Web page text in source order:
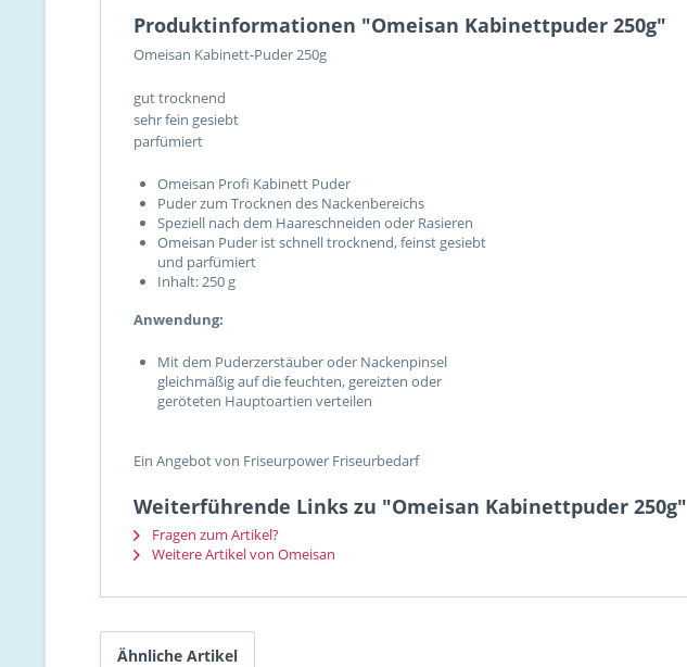
Produktinformationen "Omeisan Kabinettpuder 250g"
Omeisan Kabinett-Puder 250g
gut trocknend
sehr fein gesiebt
parfümiert
Omeisan Profi Kabinett Puder
Puder zum Trocknen des Nackenbereichs
Speziell nach dem Haareschneiden oder Rasieren
Omeisan Puder ist schnell trocknend, feinst gesiebt
und parfümiert
Inhalt: 250 g
Anwendung:
Mit dem Puderzerstäuber oder Nackenpinsel
gleichmäßig auf die feuchten, gereizten oder
geröteten Hauptoartien verteilen
Ein Angebot von Friseurpower Friseurbedarf
Weiterführende Links zu "Omeisan Kabinettpuder 250g"
Fragen zum Artikel?
Weitere Artikel von Omeisan
Ähnliche Artikel